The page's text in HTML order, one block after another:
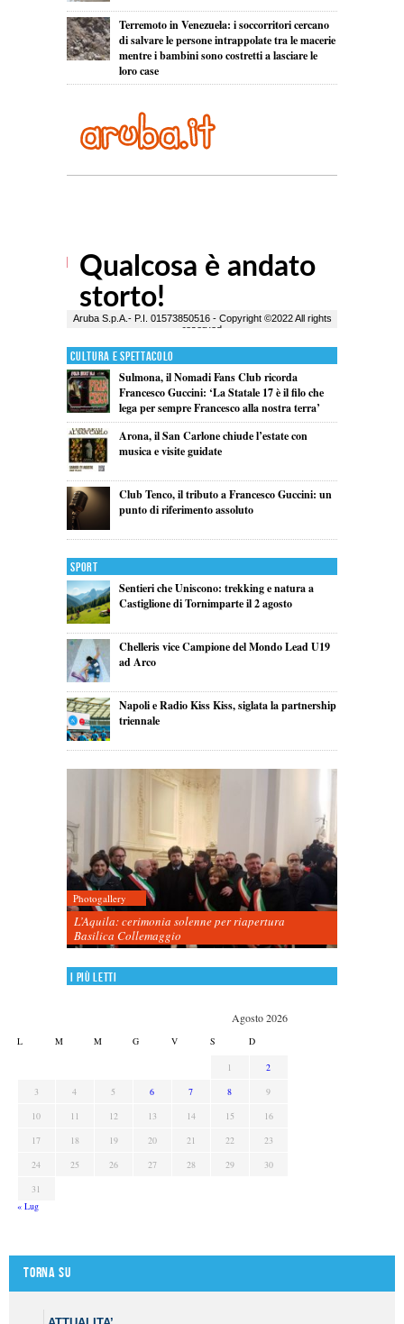
Terremoto in Venezuela: i soccorritori cercano
di salvare le persone intrappolate tra le macerie
mentre i bambini sono costretti a lasciare le
loro case
Cultura e Spettacolo
Sulmona, il Nomadi Fans Club ricorda
Francesco Guccini: ‘La Statale 17 è il filo che
lega per sempre Francesco alla nostra terra’
Arona, il San Carlone chiude l’estate con
musica e visite guidate
Club Tenco, il tributo a Francesco Guccini: un
punto di riferimento assoluto
Sport
Sentieri che Uniscono: trekking e natura a
Castiglione di Tornimparte il 2 agosto
Chelleris vice Campione del Mondo Lead U19
ad Arco
Napoli e Radio Kiss Kiss, siglata la partnership
triennale
Photogallery
L’Aquila: cerimonia solenne per riapertura
Basilica Collemaggio
I più letti
Agosto 2026
L M M G V S D
1
2
3
4 5 6 7 8
9
10
11 12 13 14 15
16
17
18 19 20 21 22
23
24
25 26 27 28 29
30
31
« Lug
Torna su